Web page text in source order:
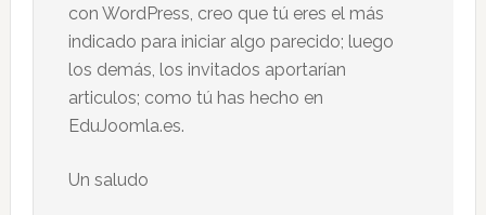
con WordPress, creo que tú eres el más
indicado para iniciar algo parecido; luego
los demás, los invitados aportarían
articulos; como tú has hecho en
EduJoomla.es.
Un saludo